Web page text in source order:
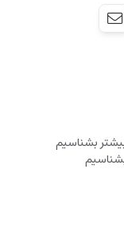
بشناسیم